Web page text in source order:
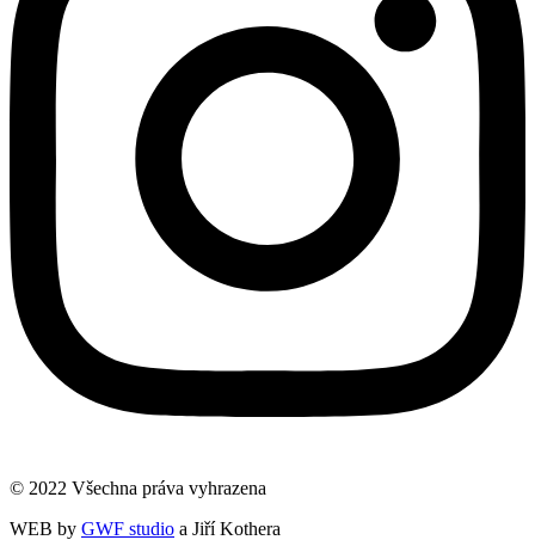
© 2022 Všechna práva vyhrazena
WEB by GWF studio a Jiří Kothera